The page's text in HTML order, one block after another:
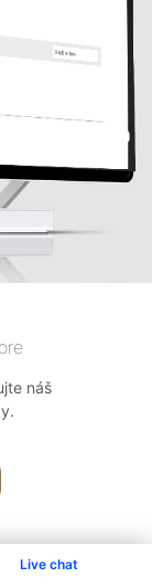
Live chat
náš